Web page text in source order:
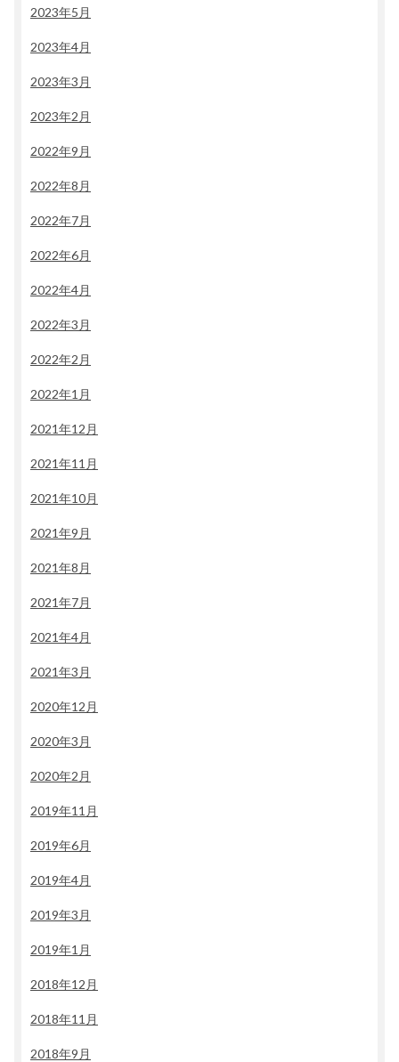
2023年5月
2023年4月
2023年3月
2023年2月
2022年9月
2022年8月
2022年7月
2022年6月
2022年4月
2022年3月
2022年2月
2022年1月
2021年12月
2021年11月
2021年10月
2021年9月
2021年8月
2021年7月
2021年4月
2021年3月
2020年12月
2020年3月
2020年2月
2019年11月
2019年6月
2019年4月
2019年3月
2019年1月
2018年12月
2018年11月
2018年9月